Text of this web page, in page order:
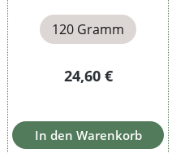
120 Gramm
Regulärer Preis:
24,60 €
In den Warenkorb